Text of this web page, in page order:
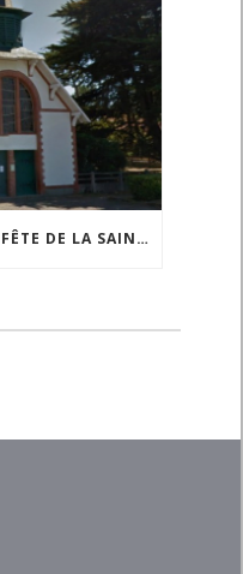
ANNULATION DE LA FÊTE DE LA SAINTE ANNE À COMBERGE